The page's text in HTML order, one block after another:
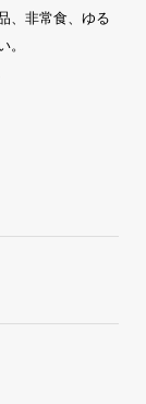
、非常食、ゆる
。